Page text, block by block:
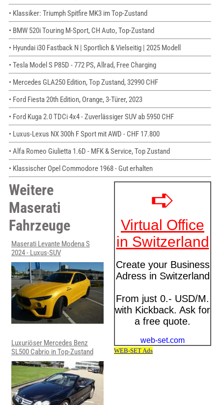
• Klassiker: Triumph Spitfire MK3 im Top-Zustand
• BMW 520i Touring M-Sport, CH Auto, Top-Zustand
• Hyundai i30 Fastback N | Sportlich & Vielseitig | 2025 Modell
• Tesla Model S P85D - 772 PS, Allrad, Free Charging
• Mercedes GLA250 Edition, Top Zustand, 32990 CHF
• Ford Fiesta 20th Edition, Orange, 3-Türer, 2023
• Ford Kuga 2.0 TDCi 4x4 - Zuverlässiger SUV ab 5950 CHF
• Luxus-Lexus NX 300h F Sport mit AWD - CHF 17.800
• Alfa Romeo Giulietta 1.6D - MFK & Service, Top Zustand
• Klassischer Opel Commodore 1968 - Gut erhalten
Weitere
Maserati
Fahrzeuge
Maserati Levante Modena S
2024 - Luxus-SUV
Luxuriöser Mercedes Benz
SL500 Cabrio in Top-Zustand